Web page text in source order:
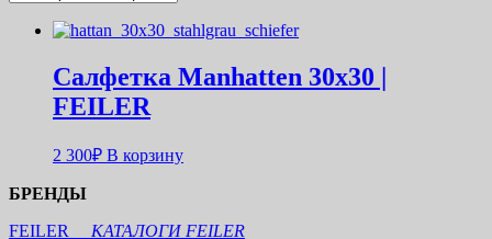
Салфетка Manhatten 30х30 |
FEILER
2 300₽ В корзину
БРЕНДЫ
FEILER КАТАЛОГИ FEILER